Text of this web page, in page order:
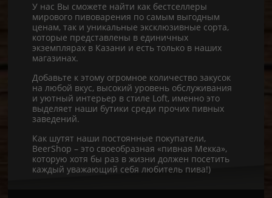
У нас Вы сможете найти как бестселлеры
мирового пивоварения по самым выгодным
ценам, так и уникальные эксклюзивные сорта,
которые представлены в единичных
экземплярах в Казани и есть только в наших
магазинах.
Добавьте к этому огромное количество закусок
на любой вкус, высокий уровень обслуживания
и уютный интерьер в стиле Loft, именно это
выделяет наши бутики среди прочих пивных
заведений.
Как шутят наши постоянные покупатели,
BeerShop – это своеобразная «пивная Мекка»,
которую хотя бы раз в жизни должен посетить
каждый уважающий себя любитель пива!)